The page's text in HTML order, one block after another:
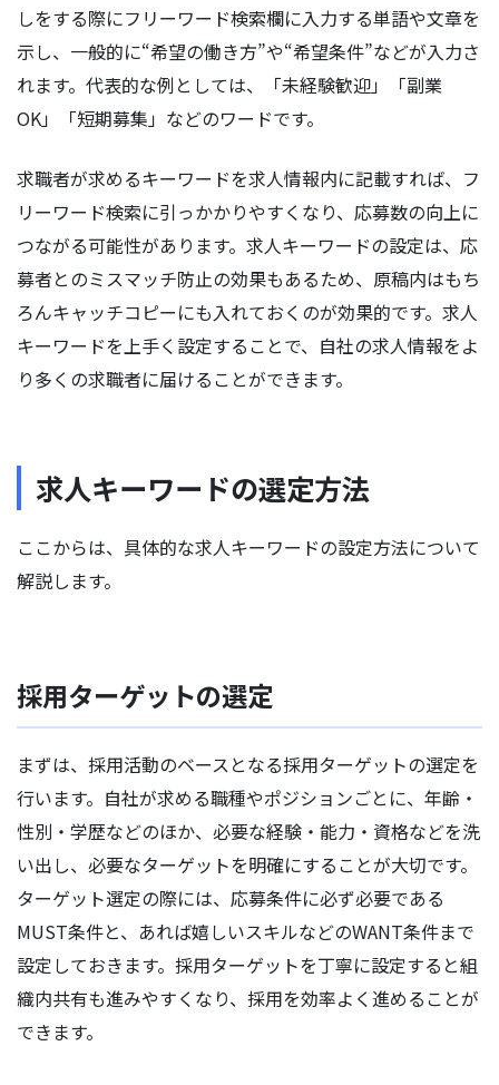
しをする際にフリーワード検索欄に入力する単語や文章を
示し、一般的に“希望の働き方”や“希望条件”などが入力さ
れます。代表的な例としては、「未経験歓迎」「副業
OK」「短期募集」などのワードです。
求職者が求めるキーワードを求人情報内に記載すれば、フ
リーワード検索に引っかかりやすくなり、応募数の向上に
つながる可能性があります。求人キーワードの設定は、応
募者とのミスマッチ防止の効果もあるため、原稿内はもち
ろんキャッチコピーにも入れておくのが効果的です。求人
キーワードを上手く設定することで、自社の求人情報をよ
り多くの求職者に届けることができます。
求人キーワードの選定方法
ここからは、具体的な求人キーワードの設定方法について
解説します。
採用ターゲットの選定
まずは、採用活動のベースとなる採用ターゲットの選定を
行います。自社が求める職種やポジションごとに、年齢・
性別・学歴などのほか、必要な経験・能力・資格などを洗
い出し、必要なターゲットを明確にすることが大切です。
ターゲット選定の際には、応募条件に必ず必要である
MUST条件と、あれば嬉しいスキルなどのWANT条件まで
設定しておきます。採用ターゲットを丁寧に設定すると組
織内共有も進みやすくなり、採用を効率よく進めることが
できます。